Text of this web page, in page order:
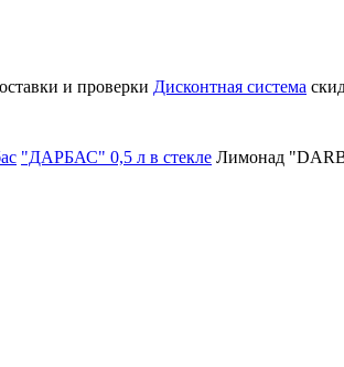
и проверки Дисконтная система
"ДАРБАС" 0,5 л в стекле Лимонад